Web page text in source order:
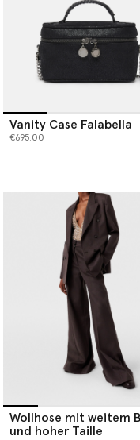
Vanity Case Falabella
€695.00
Wollhose mit weitem
und hoher Taille